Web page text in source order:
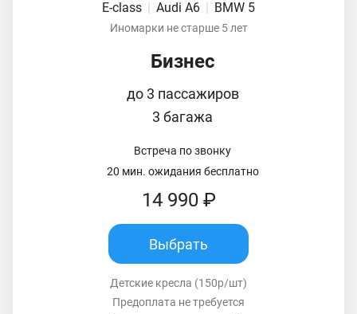
E-class | Audi A6 | BMW 5
Иномарки не старше 5 лет
Бизнес
до 3 пассажиров
3 багажа
Встреча по звонку
20 мин. ожидания бесплатно
14 990 ₽
Выбрать
Детские кресла (150р/шт)
Предоплата не требуется